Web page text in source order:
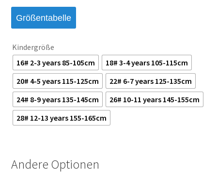
Größentabelle
Kindergröße
16# 2-3 years 85-105cm
18# 3-4 years 105-115cm
20# 4-5 years 115-125cm
22# 6-7 years 125-135cm
24# 8-9 years 135-145cm
26# 10-11 years 145-155cm
28# 12-13 years 155-165cm
Andere Optionen